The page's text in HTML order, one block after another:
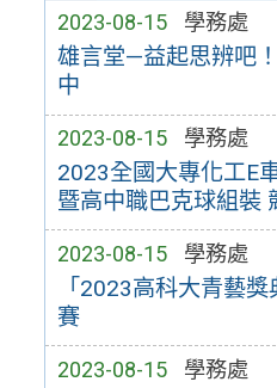
2023-08-15 學務處
雄言堂—益起思辨吧
中
2023-08-15 學務處
2023全國大專化工E
暨高中職巴克球組裝
2023-08-15 學務處
「2023高科大青藝
賽
2023-08-15 學務處